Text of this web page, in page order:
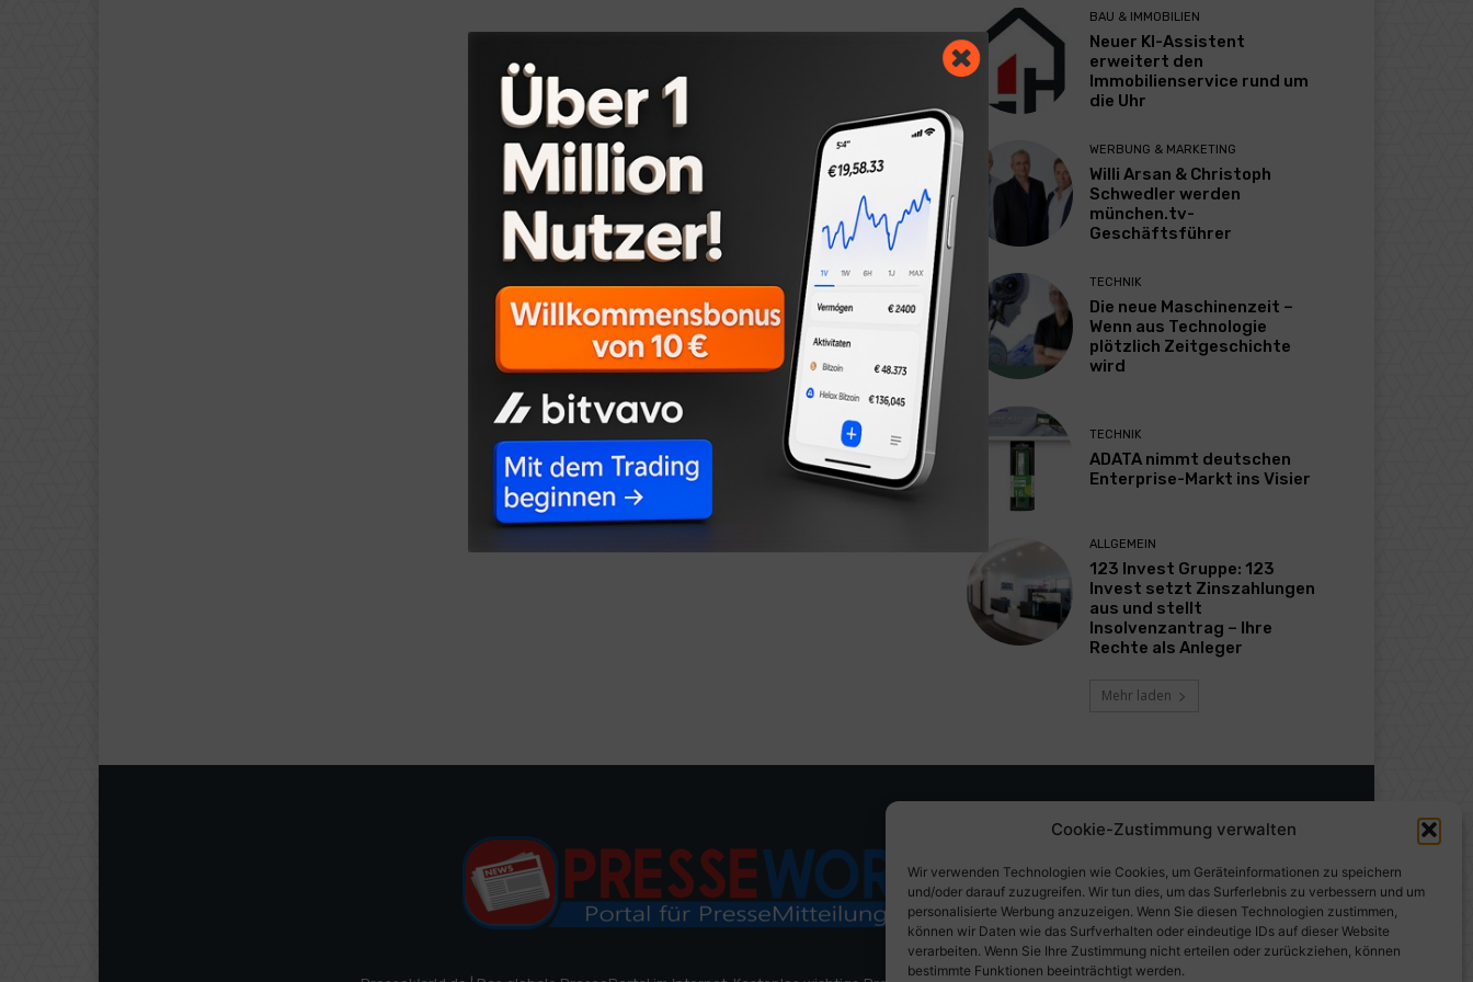
Cookie-Zustimmung verwalten
Wir verwenden Technologien wie Cookies, um Geräteinformationen zu speichern
und/oder darauf zuzugreifen. Wir tun dies, um das Surferlebnis zu verbessern und um
personalisierte Werbung anzuzeigen. Wenn Sie diesen Technologien zustimmen,
können wir Daten wie das Surfverhalten oder eindeutige IDs auf dieser Website
verarbeiten. Wenn Sie Ihre Zustimmung nicht erteilen oder zurückziehen, können
bestimmte Funktionen beeinträchtigt werden.
BAU & IMMOBILIEN
Neuer KI-Assistent
erweitert den
Immobilienservice rund um
die Uhr
WERBUNG & MARKETING
Willi Arsan & Christoph
Schwedler werden
münchen.tv-
Geschäftsführer
TECHNIK
Die neue Maschinenzeit –
Wenn aus Technologie
plötzlich Zeitgeschichte
wird
TECHNIK
ADATA nimmt deutschen
Enterprise-Markt ins Visier
ALLGEMEIN
123 Invest Gruppe: 123
Invest setzt Zinszahlungen
aus und stellt
Insolvenzantrag – Ihre
Rechte als Anleger
Mehr laden